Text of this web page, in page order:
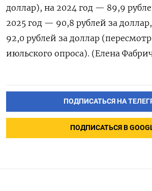
доллар), на 2024 год — 89,9
2025 год — 90,8 рублей за
92,0 рублей за доллар
июльского опроса). (Елена
ПОДПИСАТЬСЯ НА
ПОДПИСАТЬСЯ В